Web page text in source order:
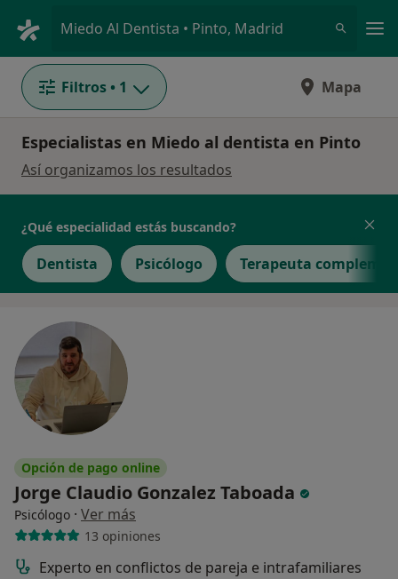
Miedo Al Dentista • Pinto, Madrid
Filtros • 1 Mapa
Especialistas en Miedo al dentista en Pinto
Así organizamos los resultados
¿Qué especialidad estás buscando?
Dentista Psicólogo Terapeuta
Opción de pago online
Jorge Claudio Gonzalez Taboada
Psicólogo · Ver más
13 opiniones
Experto en conflictos de pareja e intrafamiliares